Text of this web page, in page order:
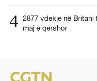
4 2877 vdekje në
maj e qershor